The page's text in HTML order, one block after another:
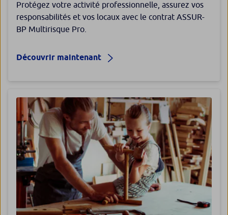
Protégez votre activité professionnelle, assurez vos
responsabilités et vos locaux avec le contrat ASSUR-
BP Multirisque Pro.
Découvrir maintenant